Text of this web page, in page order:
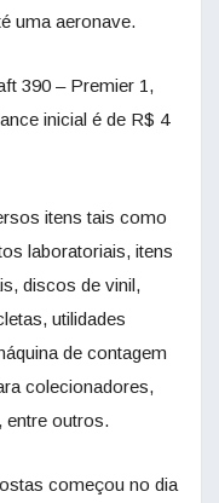
uma aeronave.
390 – Premier 1,
inicial é de R$ 4
itens tais como
laboratoriais, itens
discos de vinil,
utilidades
de contagem
colecionadores,
entre outros.
começou no dia